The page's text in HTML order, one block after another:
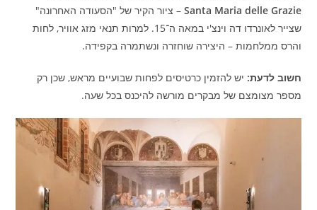
Santa Maria delle Grazie – ציור הקיר של "הסעודה האחרונה"
שצייר לאונרדו דה וינצ'י במאה ה־15. למרות תנאי מזג אוויר, לחות
והרס ממלחמות – היצירה שוחזרה ונשתמרה בקפידה.
חשוב לדעת: יש להזמין כרטיסים לפחות שבועיים מראש, שכן רק
מספר מצומצם של מבקרים מורשה להיכנס בכל שעה.